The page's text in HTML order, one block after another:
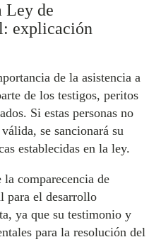
Ley de
explicación
de la asistencia a
de los testigos, peritos
Si estas personas no
se sancionará su
establecidas en la ley.
comparecencia de
para el desarrollo
ya que su testimonio y
para la resolución del